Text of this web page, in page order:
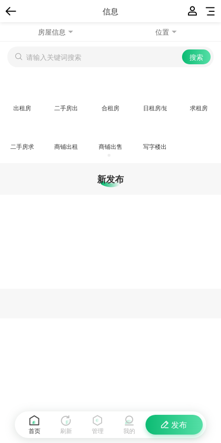
信息
房屋信息 位置
出租房 二手房出售 合租房 日租房/短期租房 求租房
二手房求购 商铺出租/求租 商铺出售/求购 写字楼出租/求租
新发布
首页 刷新
发布
管理 我的